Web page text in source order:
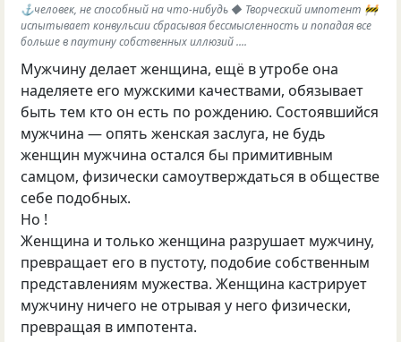
⚓️человек, не способный на что-нибудь ◆ Творческий импотент 🚧
испытывает конвульсии сбрасывая бессмысленность и попадая все
больше в паутину собственных иллюзий ....
Мужчину делает женщина, ещё в утробе она
наделяете его мужскими качествами, обязывает
быть тем кто он есть по рождению. Состоявшийся
мужчина — опять женская заслуга, не будь
женщин мужчина остался бы примитивным
самцом, физически самоутверждаться в обществе
себе подобных.
Но !
Женщина и только женщина разрушает мужчину,
превращает его в пустоту, подобие собственным
представлениям мужества. Женщина кастрирует
мужчину ничего не отрывая у него физически,
превращая в импотента.